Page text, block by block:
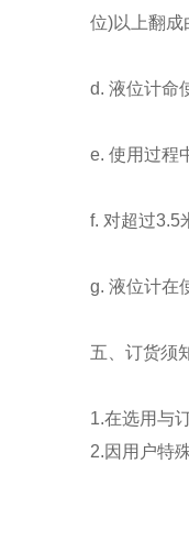
位)以上翻成
d. 液位计命
e. 使用过程
f. 对超过3.5
g. 液位计在
五、订货须
1.在选用与
2.因用户特